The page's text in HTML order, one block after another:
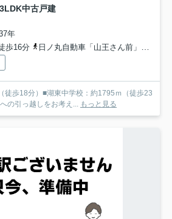
中古戸建
年
歩16分
日ノ丸自動車「山王さん前」バス停下車 徒歩3分
徒歩18分）■湖東中学校：約1795ｍ（徒歩23
の引っ越しをお考え... もっと見る